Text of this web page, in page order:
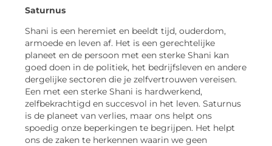
Saturnus
Shani is een heremiet en beeldt tijd, ouderdom,
armoede en leven af. Het is een gerechtelijke
planeet en de persoon met een sterke Shani kan
goed doen in de politiek, het bedrijfsleven en andere
dergelijke sectoren die je zelfvertrouwen vereisen.
Een met een sterke Shani is hardwerkend,
zelfbekrachtigd en succesvol in het leven. Saturnus
is de planeet van verlies, maar ons helpt ons
spoedig onze beperkingen te begrijpen. Het helpt
ons de zaken te herkennen waarin we geen